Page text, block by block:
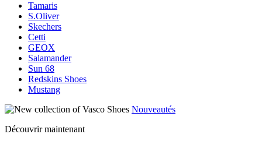
Tamaris
S.Oliver
Skechers
Cetti
GEOX
Salamander
Sun 68
Redskins Shoes
Mustang
Nouveautés
Découvrir maintenant